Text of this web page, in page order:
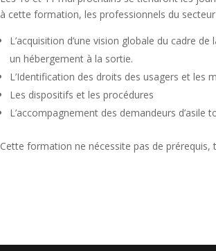
à cette formation, les professionnels du
L’acquisition d’une vision globale du cadre
un hébergement à la sortie.
L’Identification des droits des usagers et les
Les dispositifs et les procédures
L’accompagnement des demandeurs d’asile
Cette formation ne nécessite pas de